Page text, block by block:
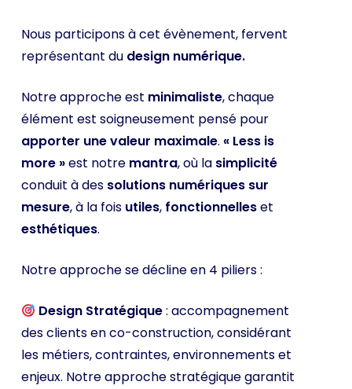
Nous participons à cet évènement, fervent
représentant du design numérique.
Notre approche est minimaliste, chaque
élément est soigneusement pensé pour
apporter une valeur maximale. « Less is
more »est notre mantra, où la simplicité
conduit à des solutions numériques sur
mesure, à la fois utiles, fonctionnelleset
esthétiques.
Notre approche se décline en 4 piliers :
Design Stratégique: accompagnement
des clients en co-construction, considérant
les métiers, contraintes, environnements et
enjeux. Notre approche stratégique garantit